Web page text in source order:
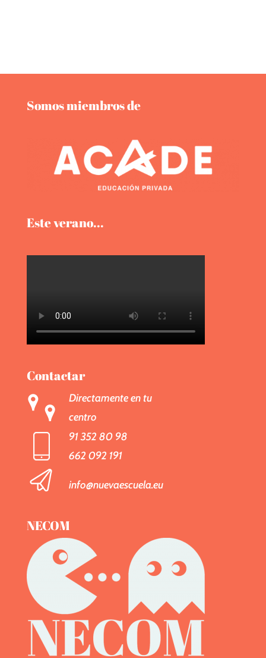
Somos miembros de
Este verano...
Contactar
Directamente en tu
centro
91 352 80 98
662 092 191
info@nuevaescuela.eu
NECOM